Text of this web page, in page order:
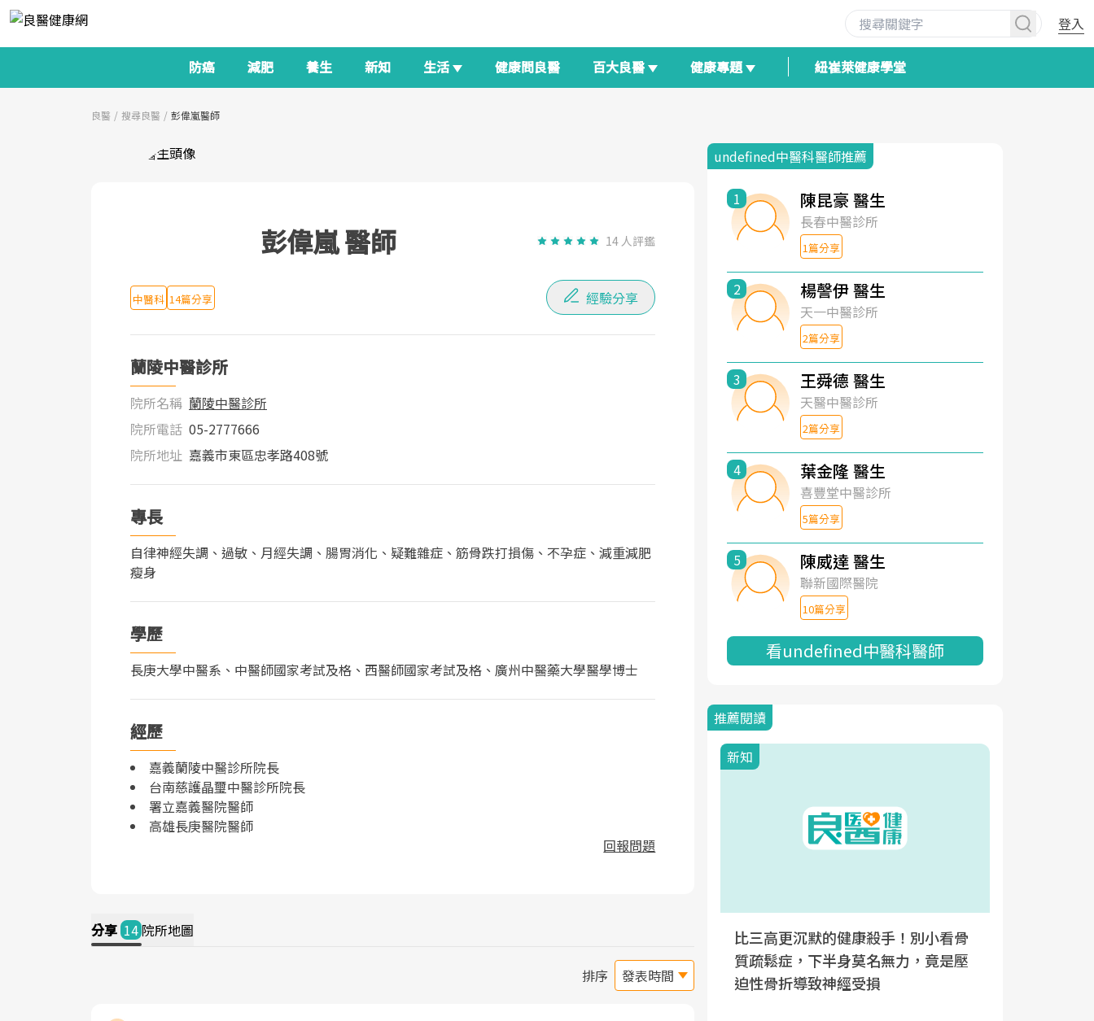
登入
防癌 減肥 養生 新知 生活 健康問良醫 百大良醫 健康專題 紐崔萊健康學堂
良醫 搜尋良醫 彭偉嵐醫師
彭偉嵐 醫師 14 人評鑑
中醫科 14篇分享 經驗分享
蘭陵中醫診所
院所名稱 蘭陵中醫診所
院所電話 05-2777666
院所地址 嘉義市東區忠孝路408號
專長
自律神經失調、過敏、月經失調、腸胃消化、疑難雜症、筋骨跌打損傷、不孕症、減重減肥
瘦身
學歷
長庚大學中醫系、中醫師國家考試及格、西醫師國家考試及格、廣州中醫藥大學醫學博士
經歷
嘉義蘭陵中醫診所院長
台南慈護晶璽中醫診所院長
署立嘉義醫院醫師
高雄長庚醫院醫師
回報問題
分享 14 院所地圖
排序
undefined中醫科醫師推薦
1 陳昆豪 醫生
長春中醫診所
1篇分享
2 楊謦伊 醫生
天一中醫診所
2篇分享
3 王舜德 醫生
天醫中醫診所
2篇分享
4 葉金隆 醫生
喜豐堂中醫診所
5篇分享
5 陳威達 醫生
聯新國際醫院
10篇分享
看undefined中醫科醫師
推薦閱讀
新知
比三高更沉默的健康殺手！別小看骨
質疏鬆症，下半身莫名無力，竟是壓
迫性骨折導致神經受損